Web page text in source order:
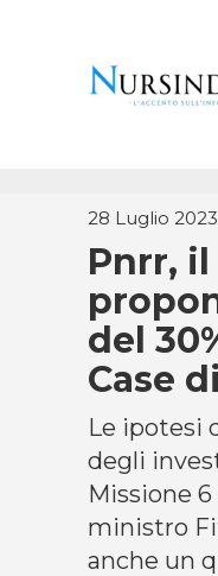
28 Luglio 2023
Pnrr,
del
Case
Le ipotesi
degli
Missione
ministro
anche un